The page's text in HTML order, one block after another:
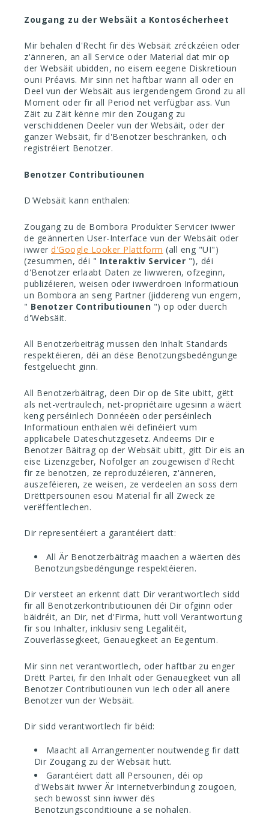
Zougang zu der Websäit a Kontosécherheet
Mir behalen d'Recht fir dës Websäit zréckzéien oder
z'änneren, an all Service oder Material dat mir op
der Websäit ubidden, no eisem eegene Diskretioun
ouni Préavis. Mir sinn net haftbar wann all oder en
Deel vun der Websäit aus iergendengem Grond zu all
Moment oder fir all Period net verfügbar ass. Vun
Zäit zu Zäit kënne mir den Zougang zu
verschiddenen Deeler vun der Websäit, oder der
ganzer Websäit, fir d'Benotzer beschränken, och
registréiert Benotzer.
Benotzer Contributiounen
D'Websäit kann enthalen:
Zougang zu de Bombora Produkter Servicer iwwer
de geännerten User-Interface vun der Websäit oder
iwwer d'Google Looker Plattform (all eng "UI")
(zesummen, déi " Interaktiv Servicer "), déi
d'Benotzer erlaabt Daten ze liwweren, ofzeginn,
publizéieren, weisen oder iwwerdroen Informatioun
un Bombora an seng Partner (jiddereng vun engem,
" Benotzer Contributiounen ") op oder duerch
d'Websäit.
All Benotzerbeiträg mussen den Inhalt Standards
respektéieren, déi an dëse Benotzungsbedéngunge
festgeluecht ginn.
All Benotzerbäitrag, deen Dir op de Site ubitt, gëtt
als net-vertraulech, net-propriétaire ugesinn a wäert
keng perséinlech Donnéeën oder perséinlech
Informatioun enthalen wéi definéiert vum
applicabele Dateschutzgesetz. Andeems Dir e
Benotzer Bäitrag op der Websäit ubitt, gitt Dir eis an
eise Lizenzgeber, Nofolger an zougewisen d'Recht
fir ze benotzen, ze reproduzéieren, z'änneren,
auszeféieren, ze weisen, ze verdeelen an soss dem
Drëttpersounen esou Material fir all Zweck ze
verëffentlechen.
Dir representéiert a garantéiert datt:
All Är Benotzerbäiträg maachen a wäerten dës
Benotzungsbedéngunge respektéieren.
Dir versteet an erkennt datt Dir verantwortlech sidd
fir all Benotzerkontributiounen déi Dir ofginn oder
bäidréit, an Dir, net d'Firma, hutt voll Verantwortung
fir sou Inhalter, inklusiv seng Legalitéit,
Zouverlässegkeet, Genauegkeet an Eegentum.
Mir sinn net verantwortlech, oder haftbar zu enger
Drëtt Partei, fir den Inhalt oder Genauegkeet vun all
Benotzer Contributiounen vun Iech oder all anere
Benotzer vun der Websäit.
Dir sidd verantwortlech fir béid:
Maacht all Arrangementer noutwendeg fir datt
Dir Zougang zu der Websäit hutt.
Garantéiert datt all Persounen, déi op
d'Websäit iwwer Är Internetverbindung zougoen,
sech bewosst sinn iwwer dës
Benotzungsconditioune a se nohalen.